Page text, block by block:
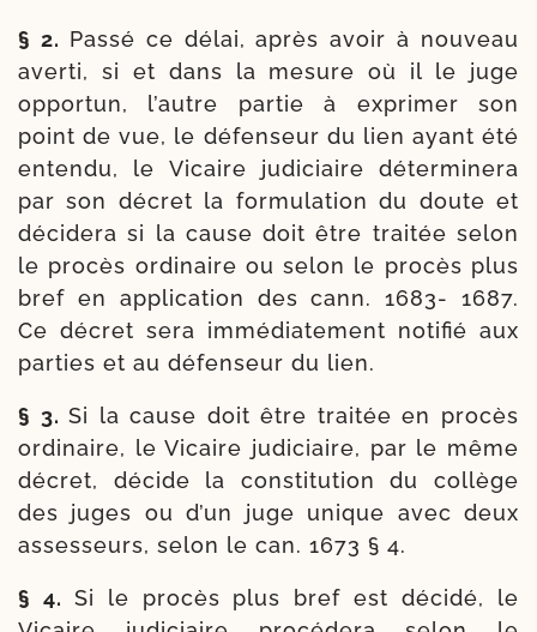
§ 2. Passé ce délai, après avoir à nou­veau
aver­ti, si et dans la mesure où il le juge
oppor­tun, l’autre par­tie à expri­mer son
point de vue, le défen­seur du lien ayant été
enten­du, le Vicaire judi­ciaire déter­mi­ne­ra
par son décret la for­mu­la­tion du doute et
déci­de­ra si la cause doit être trai­tée selon
le pro­cès ordi­naire ou selon le pro­cès plus
bref en appli­ca­tion des cann. 1683- 1687.
Ce décret sera immé­dia­te­ment noti­fié aux
par­ties et au défen­seur du lien.
§ 3.Si la cause doit être trai­tée en pro­cès
ordi­naire, le Vicaire judi­ciaire, par le même
décret, décide la consti­tu­tion du col­lège
des juges ou d’un juge unique avec deux
asses­seurs, selon le can. 1673 § 4.
§ 4. Si le pro­cès plus bref est déci­dé, le